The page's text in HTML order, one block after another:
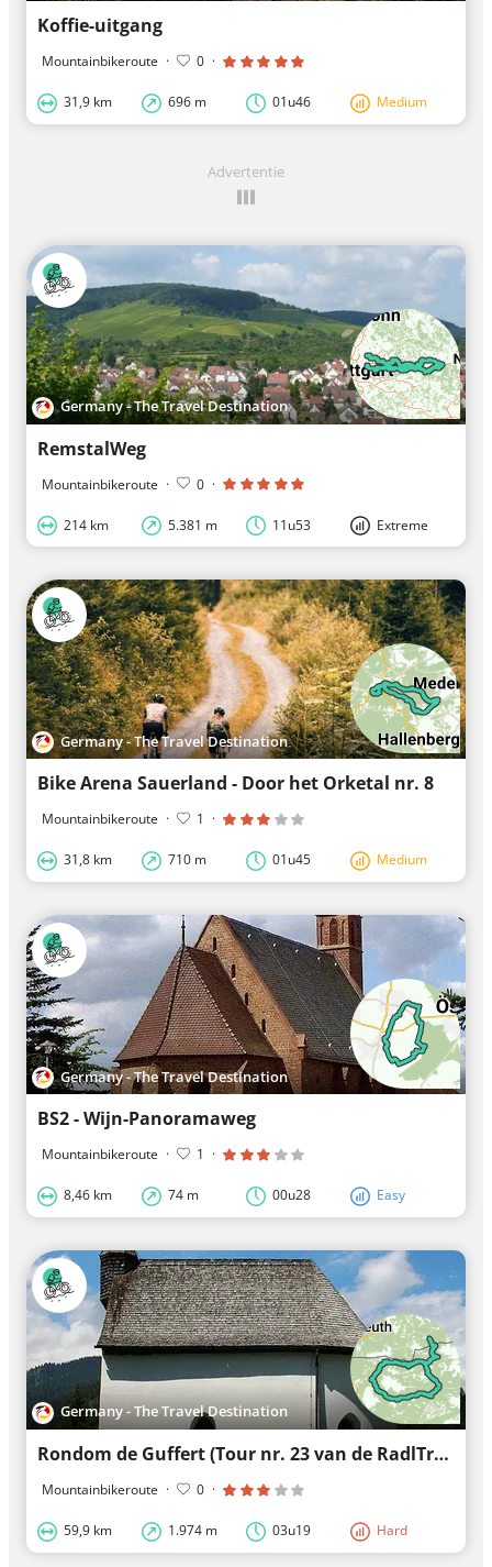
Koffie-uitgang
Mountainbikeroute · 0 ·
31,9 km 696 m 01u46 Medium
Advertentie
Germany - The Travel Destination
RemstalWeg
Mountainbikeroute · 0 ·
214 km 5.381 m 11u53 Extreme
Germany - The Travel Destination
Bike Arena Sauerland - Door het Orketal nr. 8
Mountainbikeroute · 1 ·
31,8 km 710 m 01u45 Medium
Germany - The Travel Destination
BS2 - Wijn-Panoramaweg
Mountainbikeroute · 1 ·
8,46 km 74 m 00u28 Easy
Germany - The Travel Destination
Rondom de Guffert (Tour nr. 23 van de RadlTraum Zuid)
Mountainbikeroute · 0 ·
59,9 km 1.974 m 03u19 Hard